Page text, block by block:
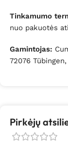
Tinkamumo
nuo pakuotės
Gamintojas:
72076
Pirkėjų